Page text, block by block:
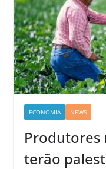
ECONOMIA NEWS
Produtores
terão